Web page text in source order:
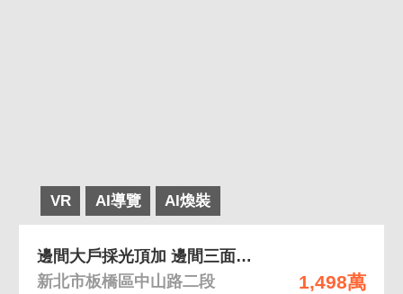
VR AI導覽 AI煥裝
1,498萬
邊間大戶採光頂加 邊間三面採光頂加大空間
新北市板橋區中山路二段